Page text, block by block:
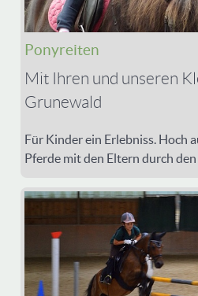
Ponyreiten
Mit Ihren und unseren
Grunewald
Für Kinder ein Erlebniss. Hoch
Pferde mit den Eltern durch